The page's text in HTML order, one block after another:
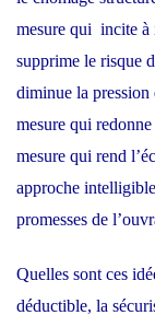
mesure qui incite à
supprime le risque
diminue la pression
mesure qui
mesure qui rend
approche
promesses de
Quelles sont ces
déductible, la